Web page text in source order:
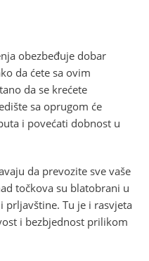
obezbeđuje dobar
da ćete sa ovim
da se krećete
sa oprugom će
i povećati dobnost u
da prevozite sve vaše
točkova su blatobrani u
Tu je i rasvjeta
i bezbjednost prilikom